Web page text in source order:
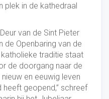
plek in de kathedraal
van de Sint Pieter
de Openbaring van de
katholieke traditie staat
de doorgang naar de
en eeuwig leven
geopend,” schreef